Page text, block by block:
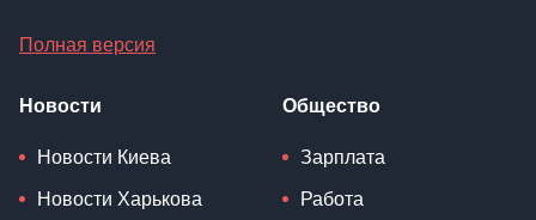
Полная версия
Новости
Новости Киева
Новости Харькова
Общество
Зарплата
Работа